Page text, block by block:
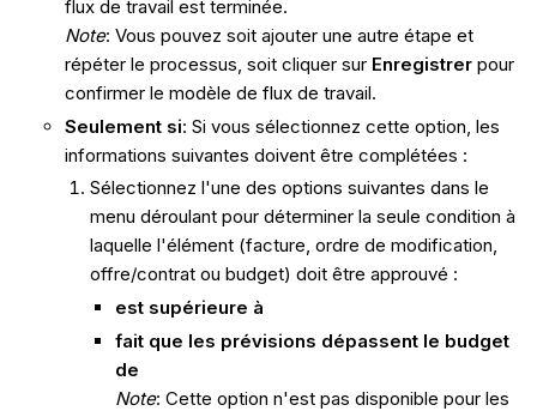
flux de travail est terminée.
Note: Vous pouvez soit ajouter une autre étape et
répéter le processus, soit cliquer sur Enregistrerpour
confirmer le modèle de flux de travail.
Seulement si: Si vous sélectionnez cette option, les
informations suivantes doivent être complétées :
Sélectionnez l'une des options suivantes dans le
menu déroulant pour déterminer la seule condition à
laquelle l'élément (facture, ordre de modification,
offre/contrat ou budget) doit être approuvé :
est supérieure à
fait que les prévisions dépassent le budget
de
Note: Cette option n'est pas disponible pour les